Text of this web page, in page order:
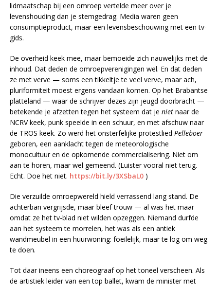
lidmaatschap bij een omroep vertelde meer over je
levenshouding dan je stemgedrag. Media waren geen
consumptieproduct, maar een levensbeschouwing met een tv-
gids.
De overheid keek mee, maar bemoeide zich nauwelijks met de
inhoud. Dat deden de omroepverenigingen wel. En dat deden
ze met verve — soms een tikkeltje te veel verve, maar ach,
pluriformiteit moest ergens vandaan komen. Op het Brabantse
platteland — waar de schrijver dezes zijn jeugd doorbracht —
betekende je afzetten tegen het systeem dat je niet naar de
NCRV keek, punk speelde in een schuur, en met afschuw naar
de TROS keek. Zo werd het onsterfelijke protestlied Pelleboer
geboren, een aanklacht tegen de meteorologische
monocultuur en de opkomende commercialisering. Niet om
aan te horen, maar wel gemeend. (Luister vooral niet terug.
Echt. Doe het niet. https://bit.ly/3XSbaL0 )
Die verzuilde omroepwereld hield verrassend lang stand. De
achterban vergrijsde, maar bleef trouw — al was het maar
omdat ze het tv-blad niet wilden opzeggen. Niemand durfde
aan het systeem te morrelen, het was als een antiek
wandmeubel in een huurwoning: foeilelijk, maar te log om weg
te doen.
Tot daar ineens een choreograaf op het toneel verscheen. Als
de artistiek leider van een top ballet, kwam de minister met